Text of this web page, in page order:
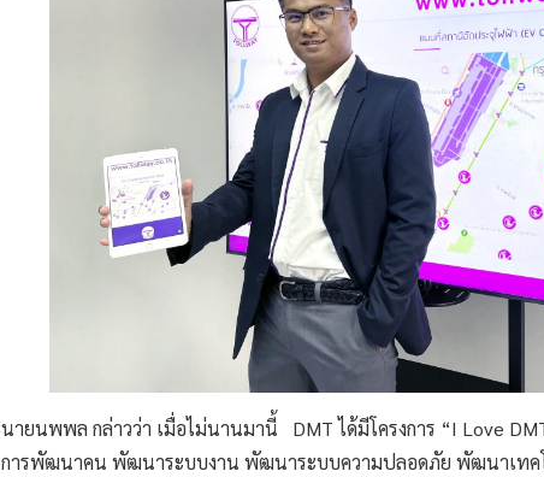
นายนพพล กล่าวว่า เมื่อไม่นานมานี้ DMT ได้มีโครงการ “I Love
การพัฒนาคน พัฒนาระบบงาน พัฒนาระบบความปลอดภัย พัฒนาเทค